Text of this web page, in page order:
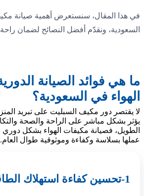
في هذا المقال، سنستعرض أهمية صيانة
السعودية، ونقدّم أفضل النصائح لضمان
ما هي فوائد الصيانة
الهواء في السعودية؟
لا يقتصر دور مكيف السبليت على تبريد
يؤثر بشكل مباشر على الراحة والصحة
الطويل، فصيانة مكيفات الهواء بشكل
عملها بسلاسة وكفاءة وموثوقية طوال العام.
1-تحسين كفاءة استهلاك الطاقة